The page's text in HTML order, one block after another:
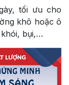
tối ưu cho
khô hoặc ô
bụi,…